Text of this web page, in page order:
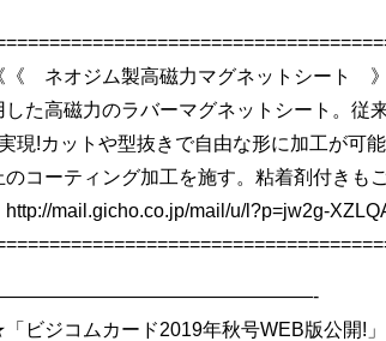
オジム製高磁力マグネットシー
た高磁力のラバーマグネットシート。従
現!カットや型抜きで自由な形に加工が可
コーティング加工を施す。粘着剤付きも
mail.gicho.co.jp/mail/u/l?p=jw2g-
ビジコムカード2019年秋号WEB版公開!」